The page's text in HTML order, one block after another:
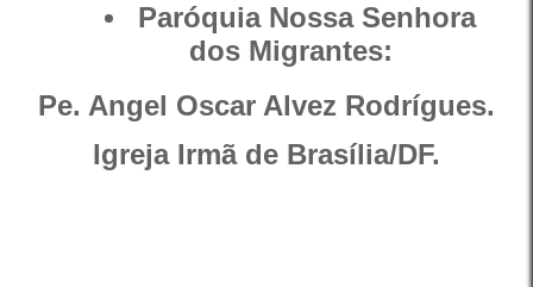
Paróquia Nossa Senhora
dos Migrantes:
Pe. Angel Oscar Alvez Rodrígues.
Igreja Irmã de Brasília/DF.